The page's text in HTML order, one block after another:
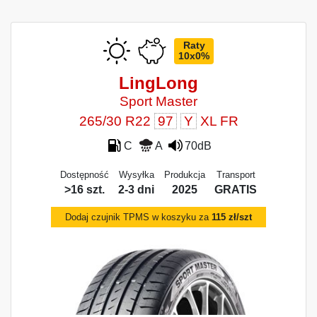
Raty
10x0%
LingLong
Sport Master
265/30 R22 97 Y XL FR
C A 70dB
Dostępność
>16 szt.
Wysyłka
2-3 dni
Produkcja
2025
Transport
GRATIS
Dodaj czujnik TPMS w koszyku za 115 zł/szt